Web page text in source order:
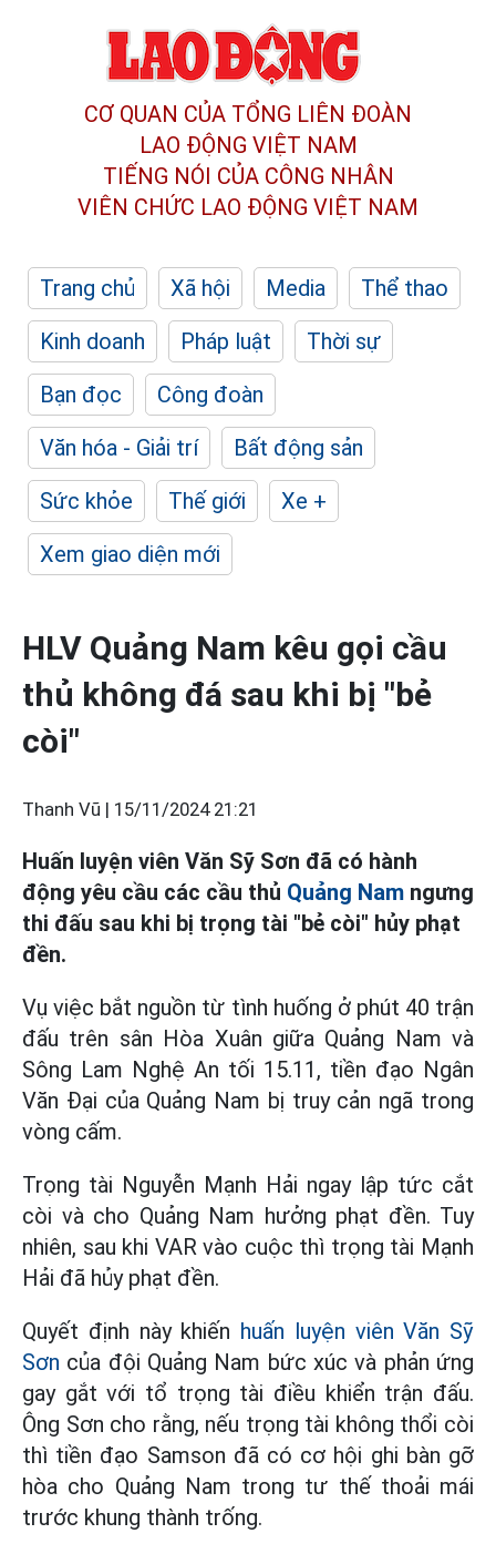
CƠ QUAN CỦA TỔNG LIÊN ĐOÀN
LAO ĐỘNG VIỆT NAM
TIẾNG NÓI CỦA CÔNG NHÂN
VIÊN CHỨC LAO ĐỘNG VIỆT NAM
Trang chủ Xã hội Media
Thể thao
Kinh doanh
Pháp luật
Thời sự
Bạn đọc
Công đoàn
Văn hóa - Giải trí
Bất động sản
Sức khỏe
Thế giới
Xe +
Xem giao diện mới
HLV Quảng Nam kêu gọi cầu
thủ không đá sau khi bị "bẻ
còi"
Thanh Vũ | 15/11/2024 21:21
Huấn luyện viên Văn Sỹ Sơn đã có hành
động yêu cầu các cầu thủ Quảng Nam ngưng
thi đấu sau khi bị trọng tài "bẻ còi" hủy phạt
đền.
Vụ việc bắt nguồn từ tình huống ở phút 40 trận
đấu trên sân Hòa Xuân giữa Quảng Nam và
Sông Lam Nghệ An tối 15.11, tiền đạo Ngân
Văn Đại của Quảng Nam bị truy cản ngã trong
vòng cấm.
Trọng tài Nguyễn Mạnh Hải ngay lập tức cắt
còi và cho Quảng Nam hưởng phạt đền. Tuy
nhiên, sau khi VAR vào cuộc thì trọng tài Mạnh
Hải đã hủy phạt đền.
Quyết định này khiến huấn luyện viên Văn Sỹ
Sơn của đội Quảng Nam bức xúc và phản ứng
gay gắt với tổ trọng tài điều khiển trận đấu.
Ông Sơn cho rằng, nếu trọng tài không thổi còi
thì tiền đạo Samson đã có cơ hội ghi bàn gỡ
hòa cho Quảng Nam trong tư thế thoải mái
trước khung thành trống.